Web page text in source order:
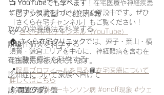
エビデンスに基づく健康情報
攻めの栄養療法を科学する
誤嚥性肺炎を科学する
在宅酸素療法を科学する
認知症について家族へ向けて
認知症の羅針盤
📺 YouTubeでも学べます！ 在宅医療や神経疾患
に関する知識をわかりやすく解説中です。ぜひ
「さくら在宅チャンネル」もご覧ください！
👉 さくら在宅チャンネル（YouTube）
🏠 さくら在宅クリニックでは、逗子・葉山・横
須賀・鎌倉エリアを中心に、神経難病を含む在
宅医療に力を入れています。
📍院長プロフィールを見る📘 在宅医療について
詳しくはこちら
🔖 関連タグ#パーキンソン病 #onoff現象 #ウェ